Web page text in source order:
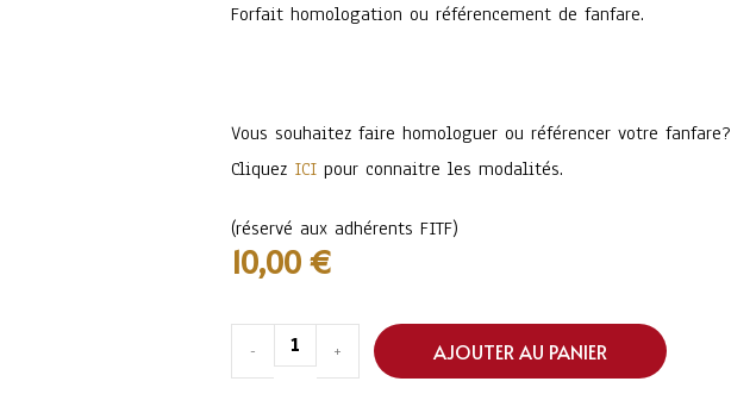
Forfait homologation ou référencement de fanfare.
Vous souhaitez faire homologuer ou référencer votre fanfare?
Cliquez ICI pour connaitre les modalités.
(réservé aux adhérents FITF)
10,00 €
- + AJOUTER AU PANIER